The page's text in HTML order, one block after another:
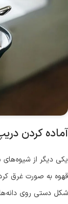
آماده کردن
یکی دیگر از
قهوه به صورت غرق
شکل دستی روی